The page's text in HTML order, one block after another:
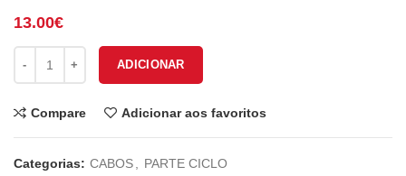
13.00€
Quantidade de CABO RETORNO ACELERADOR HONDA 17833
ADICIONAR
Compare Adicionar aos favoritos
Categorias: CABOS PARTE CICLO